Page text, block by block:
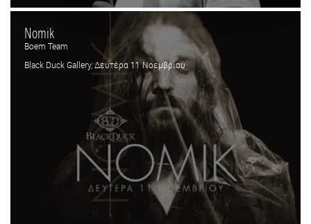
Nomik
Boem Team
Black Duck Gallery, Δευτέρα 11 Νοεμβρίου